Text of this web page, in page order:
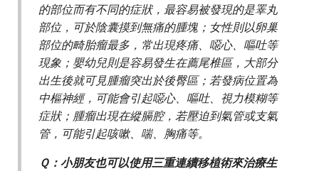
的部位而有不同的症狀，最容易被發現的是睪丸
部位，可於陰囊摸到無痛的腫塊；女性則以卵巢
部位的畸胎瘤最多，常出現疼痛、噁心、嘔吐等
現象；嬰幼兒則是容易發生在薦尾椎區，大部分
出生後就可見腫瘤突出於後臀區；若發病位置為
中樞神經，可能會引起噁心、嘔吐、視力模糊等
症狀；腫瘤出現在縱膈腔，若壓迫到氣管或支氣
管，可能引起咳嗽、喘、胸痛等。
Ｑ：小朋友也可以使用三重連續移植術來治療生